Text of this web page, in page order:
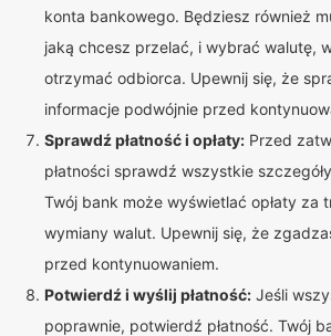
konta bankowego. Będziesz również
jaką chcesz przelać, i wybrać walutę,
otrzymać odbiorca. Upewnij się, że
informacje podwójnie przed
Sprawdź płatność i opłaty: Przed
płatności sprawdź wszystkie
Twój bank może wyświetlać opłaty za
wymiany walut. Upewnij się, że
przed kontynuowaniem.
Potwierdź i wyślij płatność: Jeśli
poprawnie, potwierdź płatność. Twój